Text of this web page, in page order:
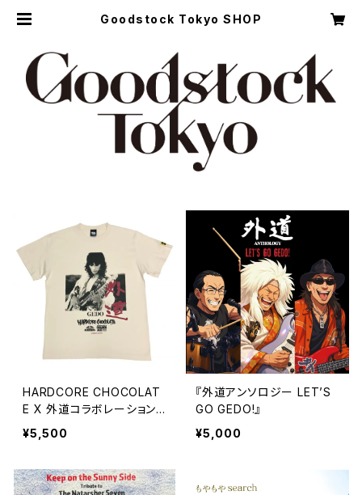
Goodstock Tokyo SHOP
HARDCORE CHOCOLAT
E X 外道コラボレーションT
シャツ
¥5,500
『外道アンソロジー LET’S
GO GEDO!』
¥5,000